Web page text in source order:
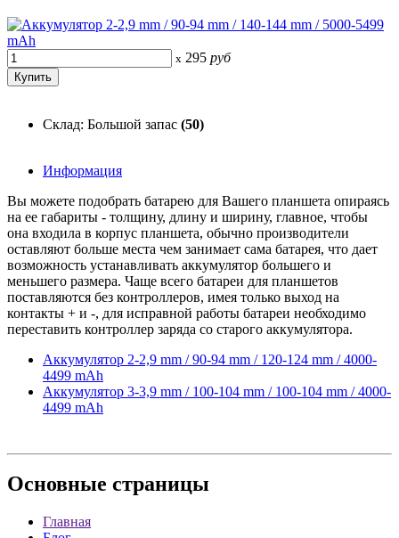
x 295 руб
Склад: Большой запас (50)
Информация
Вы можете подобрать батарею для Вашего планшета опираясь
на ее габариты - толщину, длину и ширину, главное, чтобы
она входила в корпус планшета, обычно производители
оставляют больше места чем занимает сама батарея, что дает
возможность устанавливать аккумулятор большего и
меньшего размера. Чаще всего батареи для планшетов
поставляются без контроллеров, имея только выход на
контакты + и -, для исправной работы батареи необходимо
переставить контроллер заряда со старого аккумулятора.
Аккумулятор 2-2,9 mm / 90-94 mm / 120-124 mm / 4000-
4499 mAh
Аккумулятор 3-3,9 mm / 100-104 mm / 100-104 mm / 4000-
4499 mAh
Основные страницы
Главная